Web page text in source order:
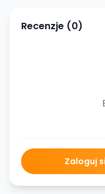
Recenzje (0)
Zaloguj